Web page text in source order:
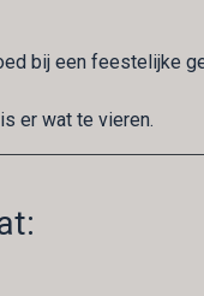
bij een feestelijke
er wat te vieren.